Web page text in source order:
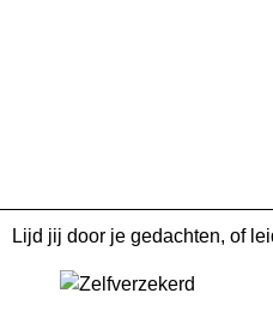
Lijd jij door je gedachten, of